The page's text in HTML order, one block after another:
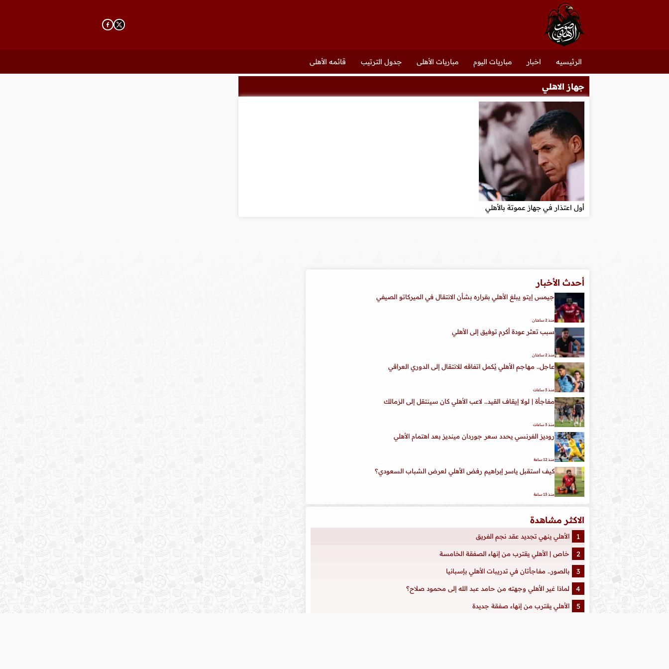
الرئيسيه اخبار مباريات اليوم مباريات الأهلى جدول الترتيب قائمه الأهلى
جهاز الاهلي
أول اعتذار في جهاز عموتة بالأهلي
أحدث الأخبار
جيمس إيتو يبلغ الأهلي بقراره بشأن الانتقال في الميركاتو الصيفي
منذ 2 ساعتان
سبب تعثر عودة أكرم توفيق إلى الأهلي
منذ 2 ساعتان
عاجل.. مهاجم الأهلي يُكمل اتفاقه للانتقال إلى الدوري العراقي
منذ 3 ساعات
مفاجأة | لولا إيقاف القيد.. لاعب الأهلي كان سينتقل إلى الزمالك
منذ 3 ساعات
روديز الفرنسي يحدد سعر جوردان مينديز بعد اهتمام الأهلي
منذ 12 ساعة
كيف استقبل ياسر إبراهيم رفض الأهلي لعرض الشباب السعودي؟
منذ 13 ساعة
الاكثر مشاهدة
الأهلي ينهي تجديد عقد نجم الفريق
خاص | الأهلي يقترب من إنهاء الصفقة الخامسة
بالصور.. مفاجأتان في تدريبات الأهلي بإسبانيا
لماذا غير الأهلي وجهته من حامد عبد الله إلى محمود صلاح؟
الأهلي يقترب من إنهاء صفقة جديدة